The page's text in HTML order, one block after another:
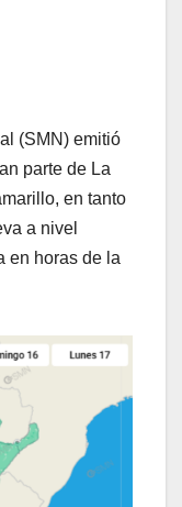
(SMN) emitió
parte de La
en tanto
a nivel
en horas de la